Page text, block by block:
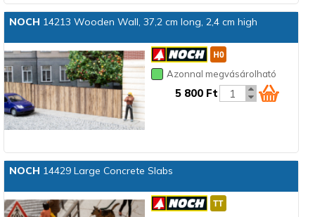
NOCH 14213 Wooden Wall, 37,2 cm long, 2,4 cm high
Azonnal megvásárolható
5 800 Ft
NOCH 14429 Large Concrete Slabs